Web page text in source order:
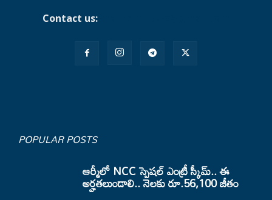
Contact us:
POPULAR POSTS
ఆర్మీలో NCC స్పెషల్ ఎంట్రీ స్కీమ్.. ఈ
అర్హతలుండాలి.. నెలకు రూ.56,100 జీతం